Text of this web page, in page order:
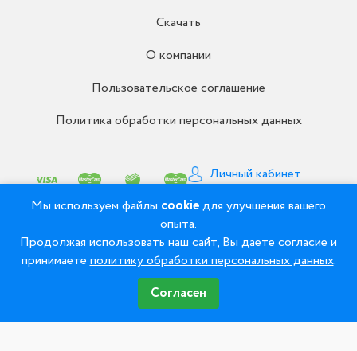
Мы используем файлы cookieдля улучшения вашего
опыта.
Продолжая использовать наш сайт, Вы даете согласие и
принимаетеполитику обработки персональных данных.
Согласен
Скачать
О компании
Пользовательское соглашение
Политика обработки персональных данных
Личный кабинет
© 2008 - 2026 ООО «Рудент» - Зуботехнические
материалы и оборудование